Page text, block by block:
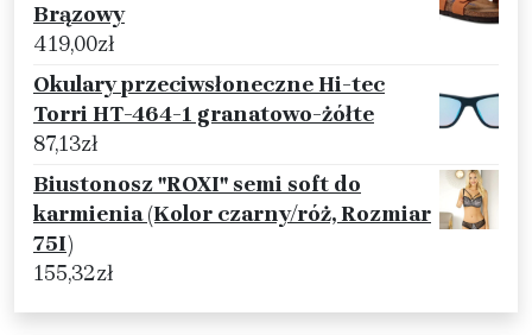
Brązowy
419,00zł
Okulary przeciwsłoneczne Hi-tec
Torri HT-464-1 granatowo-żółte
87,13zł
Biustonosz "ROXI" semi soft do
karmienia (Kolor czarny/róż, Rozmiar
75I)
155,32zł